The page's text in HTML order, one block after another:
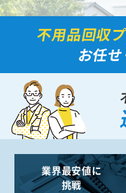
不用品回収
お任
業界最安値に
挑戦